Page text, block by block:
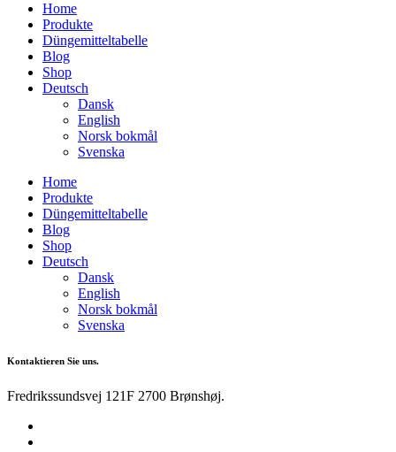
Home
Produkte
Düngemitteltabelle
Blog
Shop
Deutsch
Dansk
English
Norsk bokmål
Svenska
Home
Produkte
Düngemitteltabelle
Blog
Shop
Deutsch
Dansk
English
Norsk bokmål
Svenska
Kontaktieren Sie uns.
Fredrikssundsvej 121F 2700 Brønshøj.